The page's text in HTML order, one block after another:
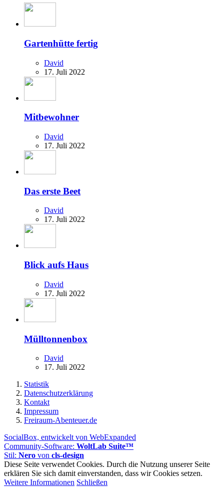
Gartenhütte fertig
David
17. Juli 2022
Mitbewohner
David
17. Juli 2022
Das erste Beet
David
17. Juli 2022
Blick aufs Haus
David
17. Juli 2022
Mülltonnenbox
David
17. Juli 2022
Statistik
Datenschutzerklärung
Kontakt
Impressum
Freiraum-Abenteuer.de
SocialBox, entwickelt von WebExpanded
Community-Software: WoltLab Suite™
Stil: Nero von cls-design
Diese Seite verwendet Cookies. Durch die Nutzung unserer Seite
erklären Sie sich damit einverstanden, dass wir Cookies setzen.
Weitere Informationen Schließen